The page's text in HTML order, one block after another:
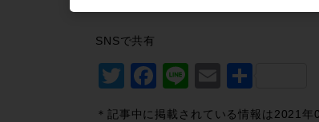
SNSで共有
Twitter
Facebook
LineEmail
＊記事中に掲載されている情報は2021年